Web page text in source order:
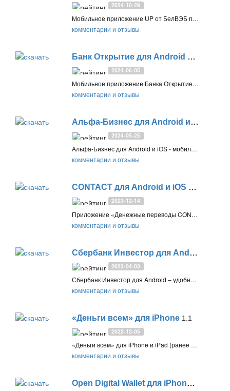
2024-10-29
Мобильное приложение UP от БелВЭБ позволяет управлять вашими финансами и картами, оплачивать услуги, отправлять денежные переводы, а также совершать различные операции со счетами и картами
комментарии и отзывы
Банк Открытие для Android и iOS
2024-06-05
Мобильное приложение Банка Открытие для Android позволяет управлять вашими финансами, картами и счетами, оплачивать товары и услуги, а также совершать различные денежные операции
комментарии и отзывы
Альфа-Бизнес для Android и iOS
2024-05-25
Альфа-Бизнес для Android и iOS - мобильное приложение для смартфонов и планшетов, позволяющее управлять финансами, счетами и картами, бухгалтерией, а также отправлять платежи и переводы с мобильного устройства
комментарии и отзывы
CONTACT для Android и iOS 1.22.0
2023-12-14
Приложение «Денежные переводы CONTACT» для Android и iOS предоставляет пользователям возможность быстро и безопасно отправлять денежные переводы с мобильного устройства
комментарии и отзывы
Сбербанк Инвестор для Android
2023-04-03
Сбербанк Инвестор для Android – удобное приложение СберИнвестор для управления брокерскими счетами, торговли акциями, облигациями, ETF, анализа рынка и обмена валюты. Включает поддержку, FAQ и демо-режим
комментарии и отзывы
«Деньги всем» для iPhone 1.1
2022-12-05
«Деньги всем» для iPhone и iPad (ранее «Деньги пришли») – мобильное приложение интернет-банкинга с функциями Альфа-Банк для iOS
комментарии и отзывы
Open Digital Wallet для iPhone4.08